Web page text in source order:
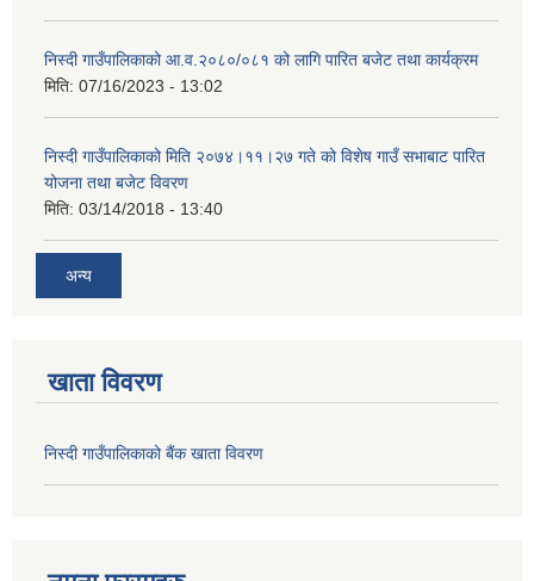
निस्दी गाउँपालिकाको आ.व.२०८०/०८१ को लागि पारित बजेट तथा कार्यक्रम
मिति: 07/16/2023 - 13:02
निस्दी गाउँपालिकाको मिति २०७४।११।२७ गते को विशेष गाउँ सभाबाट पारित
योजना तथा बजेट विवरण
मिति: 03/14/2018 - 13:40
अन्य
खाता विवरण
निस्दी गाउँपालिकाको बैंक खाता विवरण